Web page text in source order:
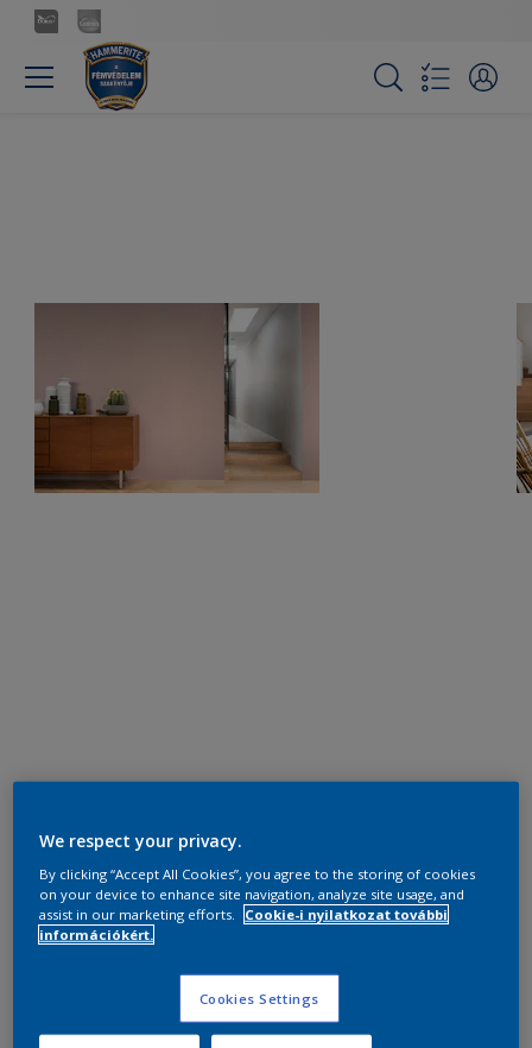
We respect your privacy.
By clicking “Accept All Cookies”, you agree to the storing of cookies
on your device to enhance site navigation, analyze site usage, and
assist in our marketing efforts.
Cookie-i nyilatkozat további
információkért.
Cookies Settings